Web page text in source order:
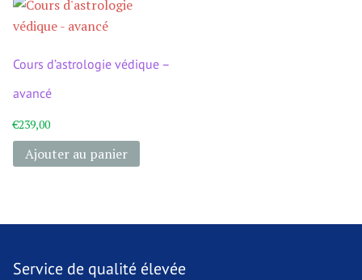
Cours d’astrologie védique –
avancé
€239,00
Ajouter au panier
Service de qualité élevée